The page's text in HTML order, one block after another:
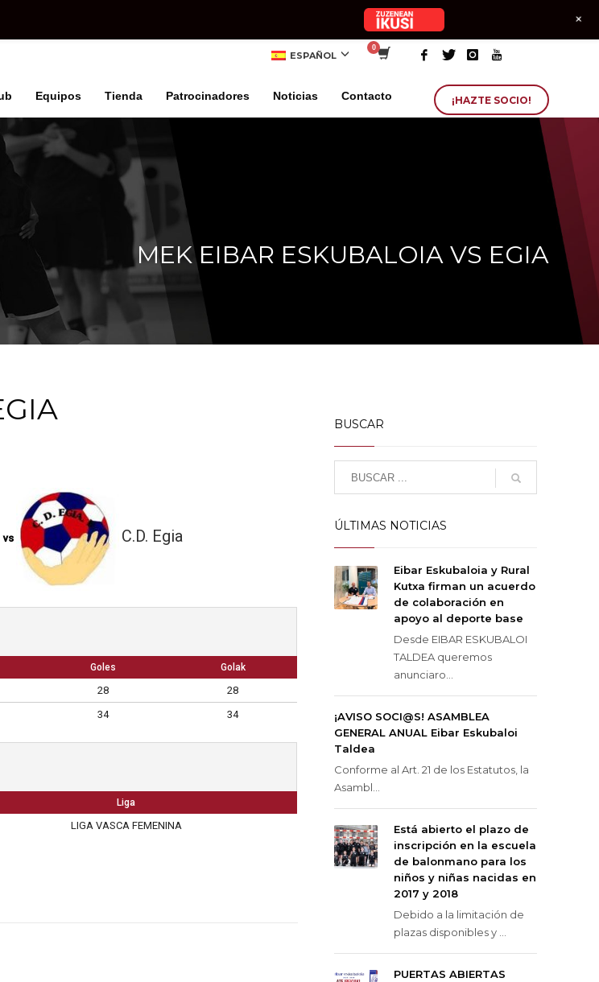
ESPAÑOL
Equipos Tienda Patrocinadores Noticias Contacto ¡HAZTE SOCIO!
MEK EIBAR ESKUBALOIA VS EGIA
vs C.D. Egia
Goles Golak
28
28
34 34
Liga
LIGA VASCA FEMENINA
BUSCAR
ÚLTIMAS NOTICIAS
Eibar Eskubaloia y Rural
Kutxa firman un acuerdo
de colaboración en
apoyo al deporte base
Desde EIBAR ESKUBALOI
TALDEA queremos
anunciaro...
¡AVISO SOCI@S! ASAMBLEA
GENERAL ANUAL Eibar Eskubaloi
Taldea
Conforme al Art. 21 de los Estatutos, la
Asambl...
Está abierto el plazo de
inscripción en la escuela
de balonmano para los
niños y niñas nacidas en
2017 y 2018
Debido a la limitación de
plazas disponibles y ...
PUERTAS ABIERTAS
+